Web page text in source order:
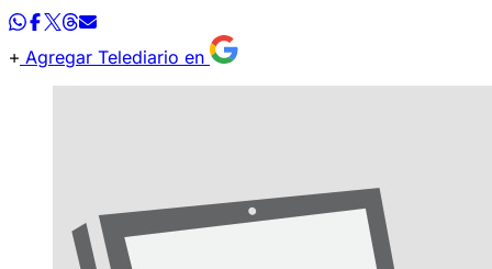
Agregar Telediario en